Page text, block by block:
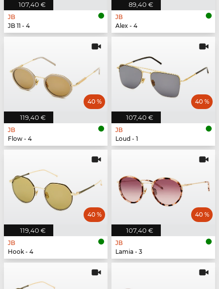
107,40 €
JB
JB 11 - 4
89,40 €
JB
Alex - 4
119,40 €
40 %
JB
Flow - 4
107,40 €
40 %
JB
Loud - 1
119,40 €
40 %
JB
Hook - 4
107,40 €
40 %
JB
Lamia - 3